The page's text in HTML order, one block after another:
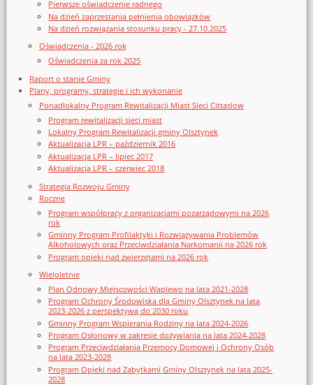
Pierwsze oświadczenie radnego
Na dzień zaprzestania pełnienia obowiązków
Na dzień rozwiązania stosunku pracy - 27.10.2025
Oświadczenia - 2026 rok
Oświadczenia za rok 2025
Raport o stanie Gminy
Plany, programy, strategie i ich wykonanie
Ponadlokalny Program Rewitalizacji Miast Sieci Cittaslow
Program rewitalizacji sieci miast
Lokalny Program Rewitalizacji gminy Olsztynek
Aktualizacja LPR – październik 2016
Aktualizacja LPR – lipiec 2017
Aktualizacja LPR – czerwiec 2018
Strategia Rozwoju Gminy
Roczne
Program współpracy z organizacjami pozarządowymi na 2026
rok
Gminny Program Profilaktyki i Rozwiązywania Problemów
Alkoholowych oraz Przeciwdziałania Narkomanii na 2026 rok
Program opieki nad zwierzętami na 2026 rok
Wieloletnie
Plan Odnowy Miejscowości Waplewo na lata 2021-2028
Program Ochrony Środowiska dla Gminy Olsztynek na lata
2023-2026 z perspektywą do 2030 roku
Gminny Program Wspierania Rodziny na lata 2024-2026
Program Osłonowy w zakresie dożywiania na lata 2024-2028
Program Przeciwdziałania Przemocy Domowej i Ochrony Osób
na lata 2023-2028
Program Opieki nad Zabytkami Gminy Olsztynek na lata 2025-
2028